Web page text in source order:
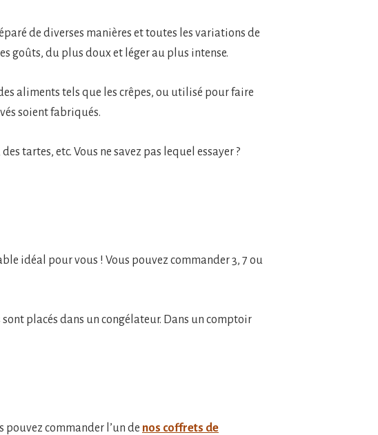
de diverses manières et toutes les variations de
goûts, du plus doux et léger au plus intense.
aliments tels que les crêpes, ou utilisé pour faire
soient fabriqués.
tartes, etc. Vous ne savez pas lequel essayer ?
idéal pour vous ! Vous pouvez commander 3, 7 ou
sont placés dans un congélateur. Dans un comptoir
pouvez commander l’un de nos coffrets de